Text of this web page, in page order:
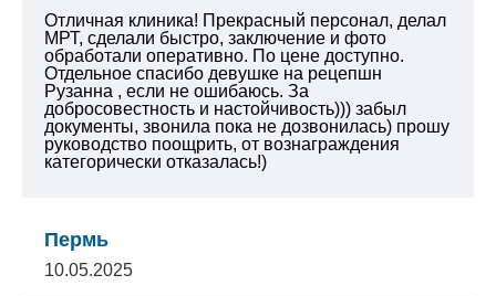
Отличная клиника! Прекрасный персонал, делал
МРТ, сделали быстро, заключение и фото
обработали оперативно. По цене доступно.
Отдельное спасибо девушке на рецепшн
Рузанна , если не ошибаюсь. За
добросовестность и настойчивость))) забыл
документы, звонила пока не дозвонилась) прошу
руководство поощрить, от вознаграждения
категорически отказалась!)
Пермь
10.05.2025